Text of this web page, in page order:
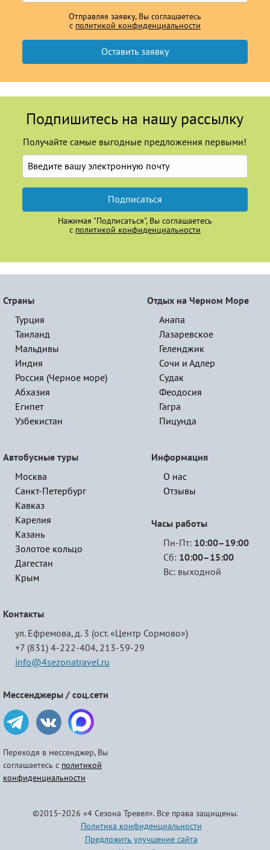
Отправляя заявку, Вы соглашаетесь
с политикой конфиденциальности
Подпишитесь на нашу рассылку
Получайте самые выгодные предложения первыми!
Подписаться
Нажимая "Подписаться", Вы соглашаетесь
с политикой конфиденциальности
Страны
Турция
Таиланд
Мальдивы
Индия
Россия (Черное море)
Абхазия
Египет
Узбекистан
Отдых на Черном Море
Анапа
Лазаревское
Геленджик
Сочи и Адлер
Судак
Феодосия
Гагра
Пицунда
Автобусные туры
Москва
Санкт-Петербург
Кавказ
Карелия
Казань
Золотое кольцо
Дагестан
Крым
Информация
О нас
Отзывы
Часы работы
Пн-Пт: 10:00–19:00
Сб: 10:00–15:00
Вс: выходной
Контакты
ул. Ефремова, д. 3 (ост. «Центр Сормово»)
+7 (831) 4-222-404, 213-59-29
info@4sezonatravel.ru
Мессенджеры / соц.сети
Переходя в мессенджер, Вы
соглашаетесь с политикой
конфиденциальности
©2015-2026 «4 Сезона Тревел». Все права защищены.
Политика конфиденциальности
Предложить улучшение сайта